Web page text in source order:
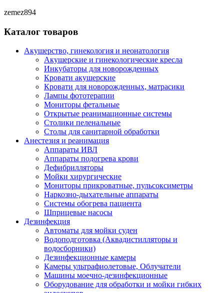
zemez894
Каталог товаров
Акушерство, гинекология и неонатология
Акушерские и гинекологические креслa
Инкубаторы для новорожденных
Кровати акушерские
Кровати для новорожденных, матрасики
Лампы фототерапии
Мониторы фетальные
Открытые реанимационные системы
Столики пеленальные
Столы для санитарной обработки
Анестезия и реанимация
Аппараты ИВЛ
Аппараты подогрева крови
Дефибрилляторы
Мойки хирургические
Мониторы прикроватные, пульсоксиметры
Наркозно-дыхательные аппараты
Системы обогрева пациента
Шприцевые насосы
Дезинфекция
Автоматы для мойки суден
Водоподготовка (Аквадистилляторы и
водосборники)
Дезинфекционные камеры
Камеры ультрафиолетовые, Облучатели
Машины моечно-дезинфекционные
Оборудование для обработки и мойки гибких